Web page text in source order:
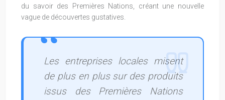
du savoir des Premières Nations, créant une nouvelle
vague de découvertes gustatives.
Les entreprises locales misent
de plus en plus sur des produits
issus des Premières Nations